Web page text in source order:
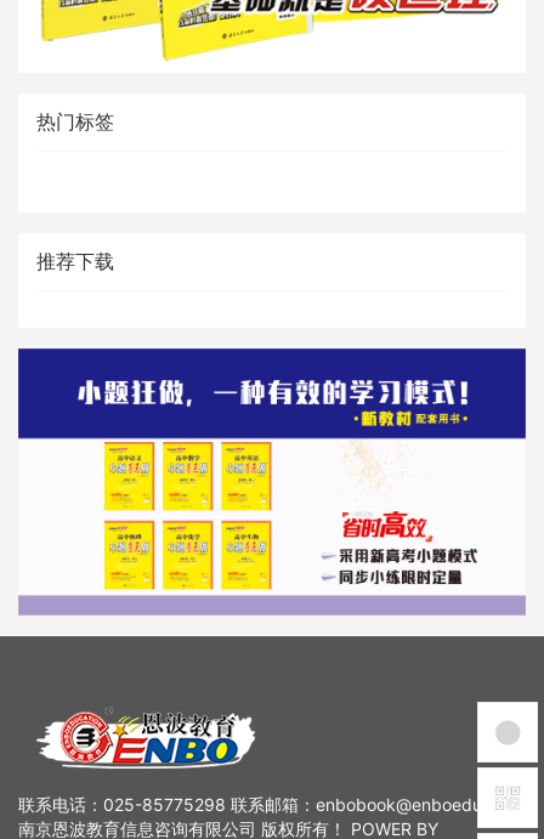
热门标签
推荐下载
联系电话：025-85775298 联系邮箱：enbobook@enboedu.com
南京恩波教育信息咨询有限公司 版权所有！ POWER BY